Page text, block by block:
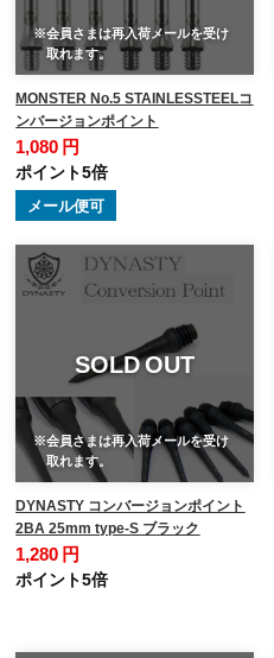
※会員さまは再入荷メールを受け
取れます。
MONSTER No.5 STAINLESSTEELコ
ンバージョンポイント
1,080 円
ポイント5倍
メール便可
SOLD OUT
※会員さまは再入荷メールを受け
取れます。
DYNASTY コンバージョンポイント
2BA 25mm type-S ブラック
1,280 円
ポイント5倍